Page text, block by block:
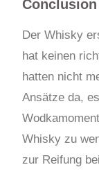
Conclusion
Der Whisky
hat keinen
hatten nicht
Ansätze da,
Whisky zu
zur Reifung